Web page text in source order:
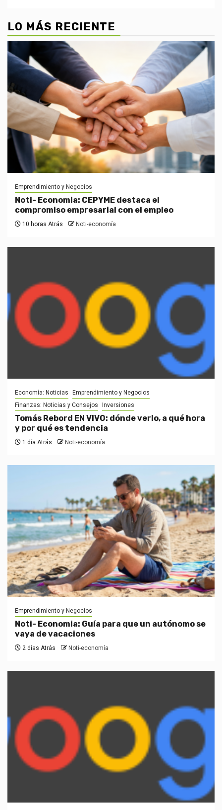
LO MÁS RECIENTE
Emprendimiento y Negocios
Noti- Economia: CEPYME destaca el
compromiso empresarial con el empleo
10 horas Atrás Noti-economía
Economía: Noticias
Emprendimiento y Negocios
Finanzas: Noticias y Consejos
Inversiones
Tomás Rebord EN VIVO: dónde verlo, a qué hora
y por qué es tendencia
1 día Atrás Noti-economía
Emprendimiento y Negocios
Noti- Economia: Guía para que un autónomo se
vaya de vacaciones
2 días Atrás Noti-economía